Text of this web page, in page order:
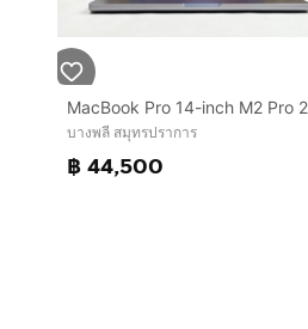
บางพลี สมุทรปราการ
฿ 44,500